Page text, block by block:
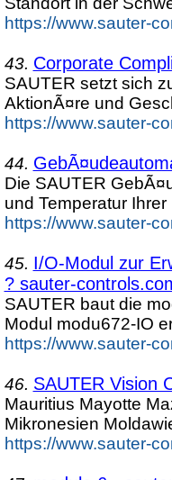
https://www.sauter-
43. Corporate
SAUTER setzt sich
AktionÃ¤re und
https://www.sauter-
44.
Die SAUTER
und Temperatur
https://www.sauter-
45. I/O-Modul zur
? sauter-
SAUTER baut die
Modul modu672-IO
https://www.sauter-
46. SAUTER Vision
Mauritius Mayotte
Mikronesien
https://www.sauter-